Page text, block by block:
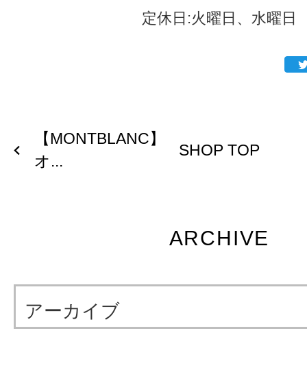
定休日:火曜日、水曜日
【MONTBLANC】
オ...
SHOP TOP
ARCHIVE
アーカイブ